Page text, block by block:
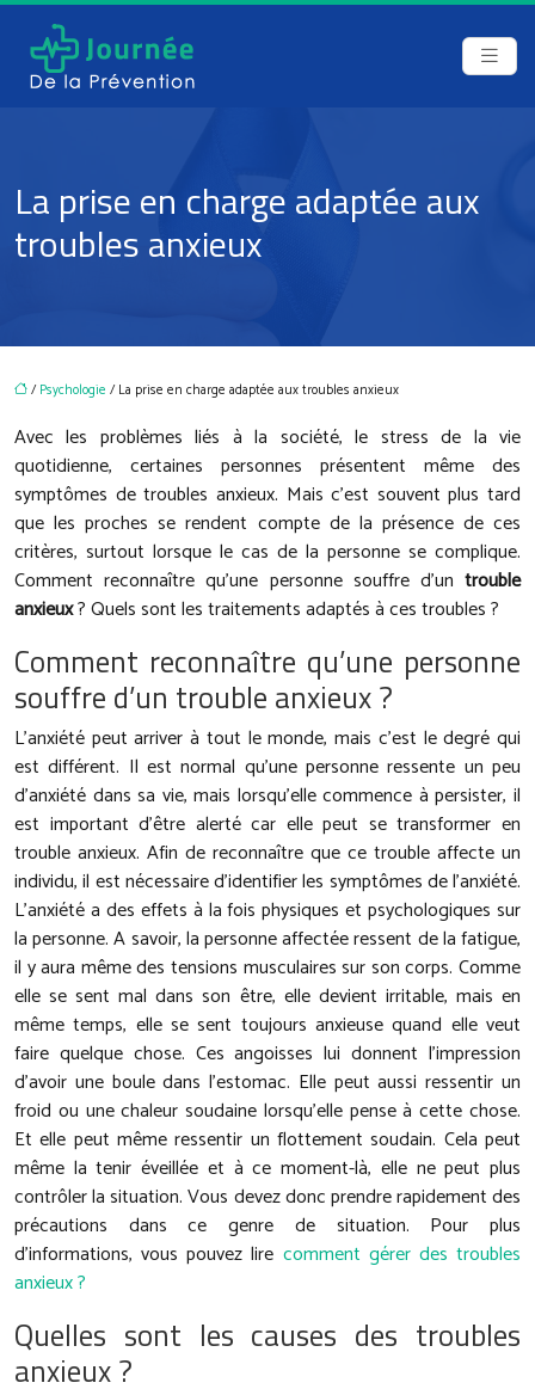
La prise en charge adaptée aux
troubles anxieux
/Psychologie / La prise en charge adaptée aux troubles anxieux
Avec les problèmes liés à la société, le stress de la vie
quotidienne, certaines personnes présentent même des
symptômes de troubles anxieux. Mais c’est souvent plus tard
que les proches se rendent compte de la présence de ces
critères, surtout lorsque le cas de la personne se complique.
Comment reconnaître qu’une personne souffre d’un trouble
anxieux? Quels sont les traitements adaptés à ces troubles ?
Comment reconnaître qu’une personne
souffre d’un trouble anxieux ?
L’anxiété peut arriver à tout le monde, mais c’est le degré qui
est différent. Il est normal qu’une personne ressente un peu
d’anxiété dans sa vie, mais lorsqu’elle commence à persister, il
est important d’être alerté car elle peut se transformer en
trouble anxieux. Afin de reconnaître que ce trouble affecte un
individu, il est nécessaire d’identifier les symptômes de l’anxiété.
L’anxiété a des effets à la fois physiques et psychologiques sur
la personne. A savoir, la personne affectée ressent de la fatigue,
il y aura même des tensions musculaires sur son corps. Comme
elle se sent mal dans son être, elle devient irritable, mais en
même temps, elle se sent toujours anxieuse quand elle veut
faire quelque chose. Ces angoisses lui donnent l’impression
d’avoir une boule dans l’estomac. Elle peut aussi ressentir un
froid ou une chaleur soudaine lorsqu’elle pense à cette chose.
Et elle peut même ressentir un flottement soudain. Cela peut
même la tenir éveillée et à ce moment-là, elle ne peut plus
contrôler la situation. Vous devez donc prendre rapidement des
précautions dans ce genre de situation. Pour plus
d’informations, vous pouvez lire comment gérer des troubles
anxieux ?
Quelles sont les causes des troubles
anxieux ?